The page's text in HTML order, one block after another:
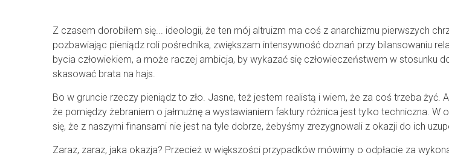
Z czasem dorobiłem się... ideologii, że ten mój altruizm ma coś z anarchizmu pierwszych
pozbawiając pieniądz roli pośrednika, zwiększam intensywność doznań przy bilansowaniu
bycia człowiekiem, a może raczej ambicja, by wykazać się człowieczeństwem w stosunku
skasować brata na hajs.
Bo w gruncie rzeczy pieniądz to zło. Jasne, też jestem realistą i wiem, że za coś trzeba żyć.
że pomiędzy żebraniem o jałmużnę a wystawianiem faktury różnica jest tylko techniczna. W
się, że z naszymi finansami nie jest na tyle dobrze, żebyśmy zrezygnowali z okazji do ich
Zaraz, zaraz, jaka okazja? Przecież w większości przypadków mówimy o odpłacie za